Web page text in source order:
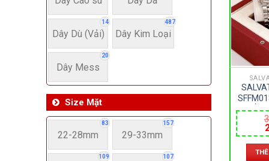
14
Dây Dù (Vải)
487
Dây Kim Loại
20
Dây Mess
Size Mặt
83
22-28mm
157
29-33mm
109 107
– PIN